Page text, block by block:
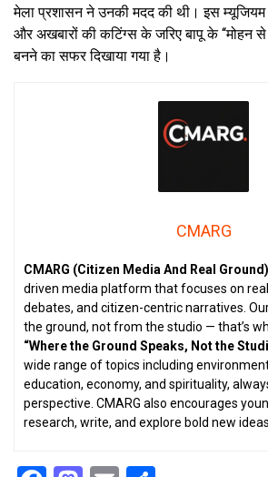
मेला प्रशासन ने उनकी मदद की थी। इस म्यूजियम
और अखबारों की कटिंग्स के जरिए बापू के ‘‘मोहन से
बनने का सफर दिखाया गया है।
CMARG
CMARG (Citizen Media And Real Ground)
driven media platform that focuses on
debates, and citizen-centric narratives.
the ground, not from the studio — that’s
“Where the Ground Speaks, Not the
wide range of topics including
education, economy, and spirituality,
perspective. CMARG also encourages
research, write, and explore bold new